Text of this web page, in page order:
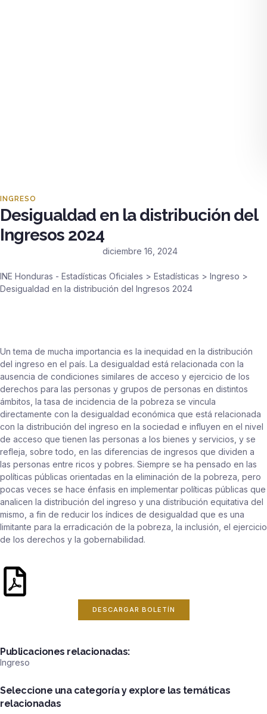
INGRESO
Desigualdad en la distribución del
Ingresos 2024
diciembre 16, 2024
INE Honduras - Estadísticas Oficiales > Estadísticas > Ingreso >
Desigualdad en la distribución del Ingresos 2024
Un tema de mucha importancia es la inequidad en la distribución
del ingreso en el país. La desigualdad está relacionada con la
ausencia de condiciones similares de acceso y ejercicio de los
derechos para las personas y grupos de personas en distintos
ámbitos, la tasa de incidencia de la pobreza se vincula
directamente con la desigualdad económica que está relacionada
con la distribución del ingreso en la sociedad e influyen en el nivel
de acceso que tienen las personas a los bienes y servicios, y se
refleja, sobre todo, en las diferencias de ingresos que dividen a
las personas entre ricos y pobres. Siempre se ha pensado en las
políticas públicas orientadas en la eliminación de la pobreza, pero
pocas veces se hace énfasis en implementar políticas públicas que
analicen la distribución del ingreso y una distribución equitativa del
mismo, a fin de reducir los índices de desigualdad que es una
limitante para la erradicación de la pobreza, la inclusión, el ejercicio
de los derechos y la gobernabilidad.
DESCARGAR BOLETÍN
Publicaciones relacionadas:
Ingreso
Seleccione una categoría y explore las temáticas
relacionadas